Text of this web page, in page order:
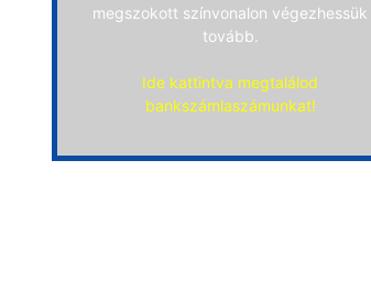
megszokott színvonalon végezhessük
tovább.
Ide kattintva megtalálod
bankszámlaszámunkat!